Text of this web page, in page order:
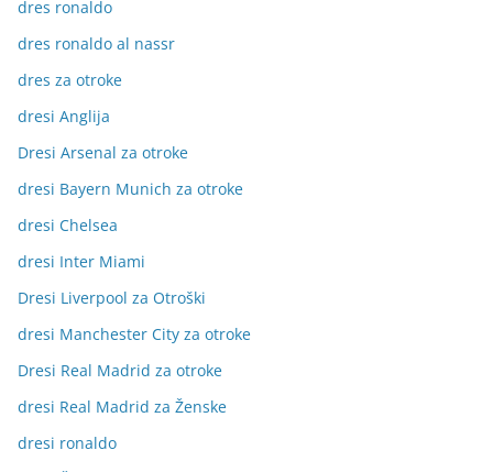
dres ronaldo
dres ronaldo al nassr
dres za otroke
dresi Anglija
Dresi Arsenal za otroke
dresi Bayern Munich za otroke
dresi Chelsea
dresi Inter Miami
Dresi Liverpool za Otroški
dresi Manchester City za otroke
Dresi Real Madrid za otroke
dresi Real Madrid za Ženske
dresi ronaldo